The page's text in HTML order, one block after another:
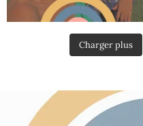
Charger plus